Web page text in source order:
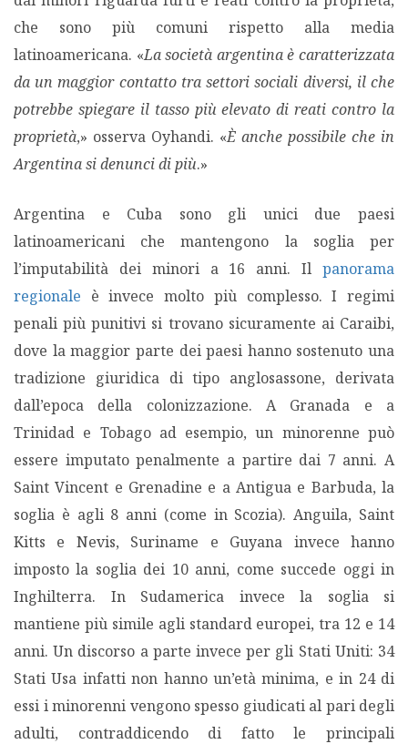
che sono più comuni rispetto alla media
latinoamericana. «La società argentina è caratterizzata
da un maggior contatto tra settori sociali diversi, il che
potrebbe spiegare il tasso più elevato di reati contro la
proprietà,» osserva Oyhandi. «È anche possibile che in
Argentina si denunci di più.»
Argentina e Cuba sono gli unici due paesi
latinoamericani che mantengono la soglia per
l’imputabilità dei minori a 16 anni. Il panorama
regionale è invece molto più complesso. I regimi
penali più punitivi si trovano sicuramente ai Caraibi,
dove la maggior parte dei paesi hanno sostenuto una
tradizione giuridica di tipo anglosassone, derivata
dall’epoca della colonizzazione. A Granada e a
Trinidad e Tobago ad esempio, un minorenne può
essere imputato penalmente a partire dai 7 anni. A
Saint Vincent e Grenadine e a Antigua e Barbuda, la
soglia è agli 8 anni (come in Scozia). Anguila, Saint
Kitts e Nevis, Suriname e Guyana invece hanno
imposto la soglia dei 10 anni, come succede oggi in
Inghilterra. In Sudamerica invece la soglia si
mantiene più simile agli standard europei, tra 12 e 14
anni. Un discorso a parte invece per gli Stati Uniti: 34
Stati Usa infatti non hanno un’età minima, e in 24 di
essi i minorenni vengono spesso giudicati al pari degli
adulti, contraddicendo di fatto le principali